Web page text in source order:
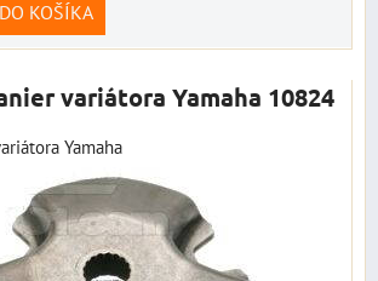
KOŠÍKA
variátora Yamaha 10824
Yamaha